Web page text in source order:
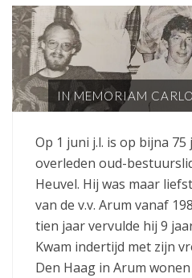
IN MEMORIAM
Op 1 juni j.l. is op bijna
overleden oud-
Heuvel. Hij was maar
van de v.v. Arum vanaf
tien jaar vervulde hij 9
Kwam indertijd met zijn
Den Haag in Arum